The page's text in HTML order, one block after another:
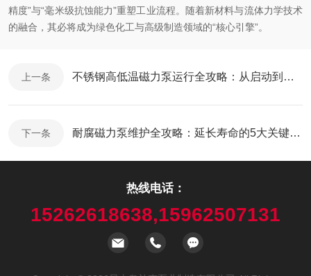
精度”与“毫米级抗蚀能力”重塑工业流程。随着新材料与流体力学技术
的融合，其必将成为绿色化工与高级制造领域的“核心引擎”。
上一条 不锈钢高低温磁力泵运行全攻略：从启动到停机的安全守则
下一条 耐腐磁力泵维护全攻略：延长寿命的5大关键操作
热线电话：
15262618638,15962507131